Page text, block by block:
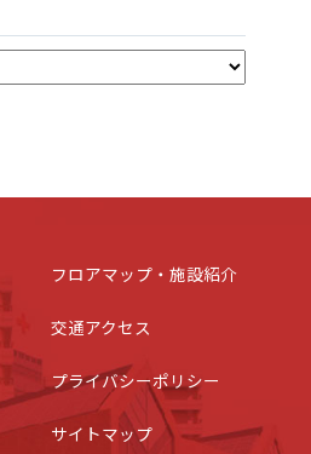
フロアマップ・施設紹介
交通アクセス
プライバシーポリシー
サイトマップ